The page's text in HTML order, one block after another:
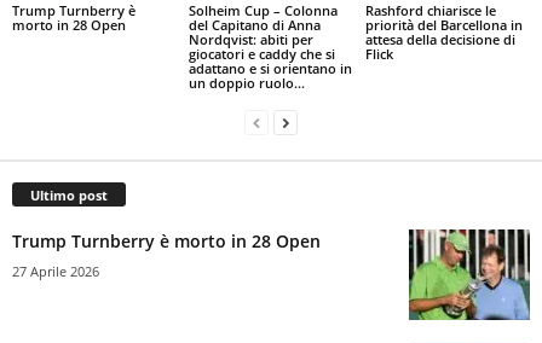
Trump Turnberry è
morto in 28 Open
Solheim Cup – Colonna
del Capitano di Anna
Nordqvist: abiti per
giocatori e caddy che si
adattano e si orientano in
un doppio ruolo...
Rashford chiarisce le
priorità del Barcellona in
attesa della decisione di
Flick
Ultimo post
Trump Turnberry è morto in 28 Open
27 Aprile 2026